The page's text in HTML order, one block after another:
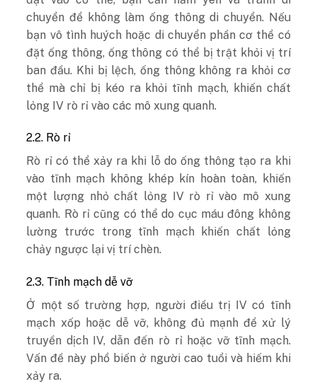
chuyển để không làm ống thông di chuyển. Nếu
bạn vô tình huých hoặc di chuyển phần cơ thể có
đặt ống thông, ống thông có thể bị trật khỏi vị trí
ban đầu. Khi bị lệch, ống thông không ra khỏi cơ
thể mà chỉ bị kéo ra khỏi tĩnh mạch, khiến chất
lỏng IV rò rỉ vào các mô xung quanh.
2.2. Rò rỉ
Rò rỉ có thể xảy ra khi lỗ do ống thông tạo ra khi
vào tĩnh mạch không khép kín hoàn toàn, khiến
một lượng nhỏ chất lỏng IV rò rỉ vào mô xung
quanh. Rò rỉ cũng có thể do cục máu đông không
lường trước trong tĩnh mạch khiến chất lỏng
chảy ngược lại vị trí chèn.
2.3. Tĩnh mạch dễ vỡ
Ở một số trường hợp, người điều trị IV có tĩnh
mạch xốp hoặc dễ vỡ, không đủ mạnh để xử lý
truyền dịch IV, dẫn đến rò rỉ hoặc vỡ tĩnh mạch.
Vấn đề này phổ biến ở người cao tuổi và hiếm khi
xảy ra.